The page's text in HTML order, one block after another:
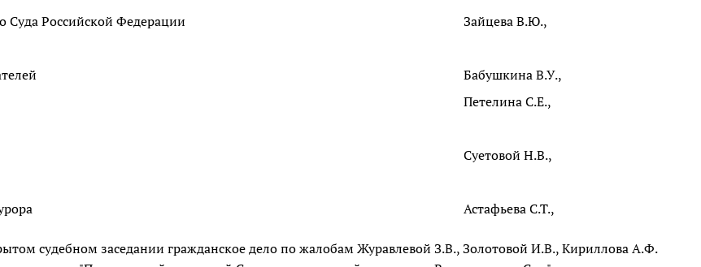
Суда Российской Федерации Зайцева В.Ю.,
Бабушкина В.У.,
Петелина С.Е.,
Суетовой Н.В.,
Астафьева С.Т.,
судебном заседании гражданское дело по жалобам Журавлевой З.В., Золотовой И.В., Кириллова А.Ф.